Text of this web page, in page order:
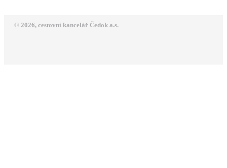
© 2026, cestovní kancelář Čedok a.s.